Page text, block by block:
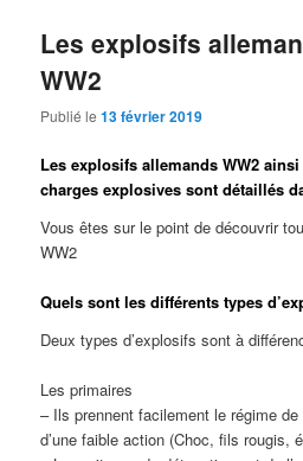
Les explosifs
WW2
Publié le13 février 2019
Les explosifs allemands WW2
charges explosives sont détaillés
Vous êtes sur le point de découvrir
WW2
Quels sont les différents types
Deux types d’explosifs sont à
Les primaires
– Ils prennent facilement le régime
d’une faible action (Choc, fils rougis,